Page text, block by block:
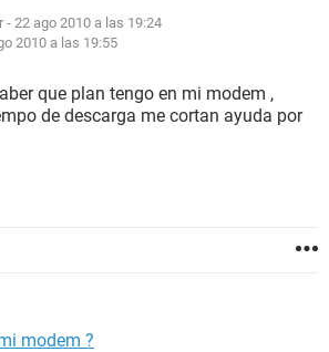
- 22 ago 2010 a las 19:24
2010 a las 19:55
que plan tengo en mi modem ,
de descarga me cortan ayuda por
modem ?